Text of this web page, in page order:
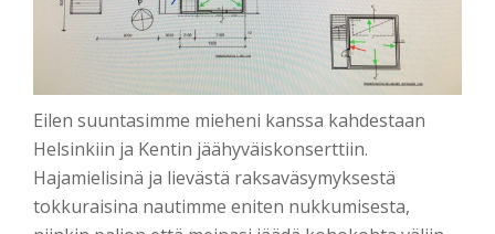
Eilen suuntasimme mieheni kanssa kahdestaan
Helsinkiin ja Kentin jäähyväiskonserttiin.
Hajamielisinä ja lievästä raksaväsymyksestä
tokkuraisina nautimme eniten nukkumisesta,